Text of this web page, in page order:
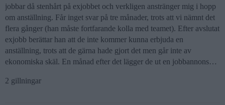
jobbar då stenhårt på exjobbet och verkligen anstränger mig i hopp
om anställning. Får inget svar på tre månader, trots att vi nämnt det
flera gånger (han måste fortfarande kolla med teamet). Efter avslutat
exjobb berättar han att de inte kommer kunna erbjuda en
anställning, trots att de gärna hade gjort det men går inte av
ekonomiska skäl. En månad efter det lägger de ut en jobbannons…
2 gillningar